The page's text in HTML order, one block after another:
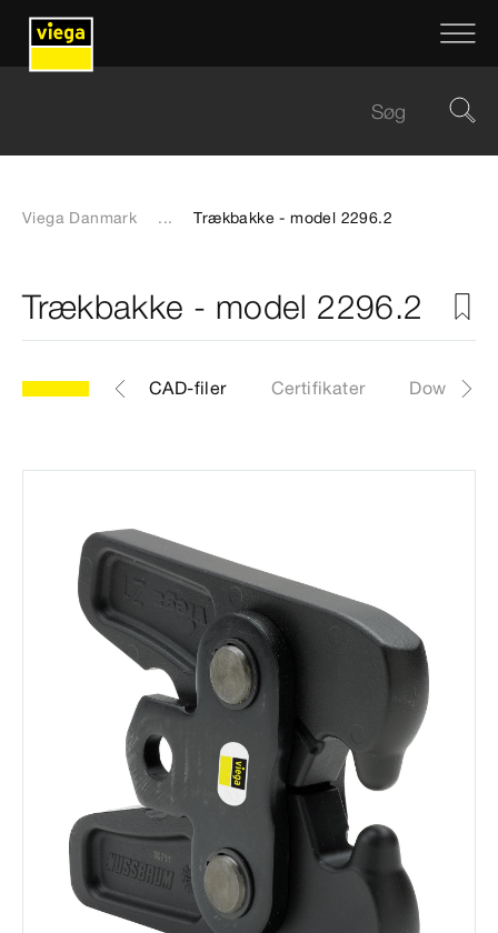
Viega Danmark ... Trækbakke - model 2296.2
Trækbakke - model 2296.2
Artikler CAD-filer Certifikater